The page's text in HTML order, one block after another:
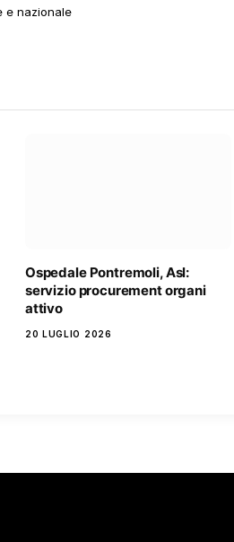
e nazionale
Ospedale Pontremoli, Asl:
servizio procurement organi
attivo
20 LUGLIO 2026